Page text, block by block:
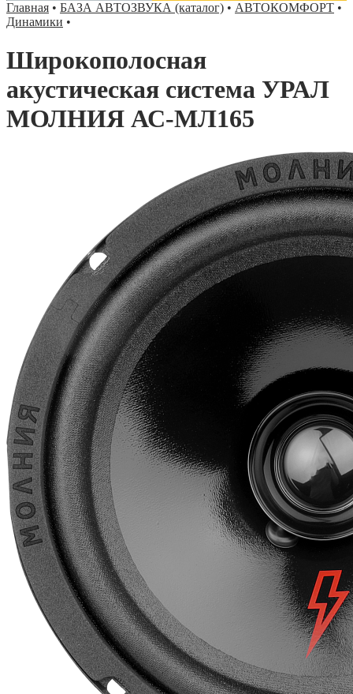
Главная • БАЗА АВТОЗВУКА (каталог) • АВТОКОМФОРТ •
Динамики •
Широкополосная
акустическая система УРАЛ
МОЛНИЯ АС-МЛ165